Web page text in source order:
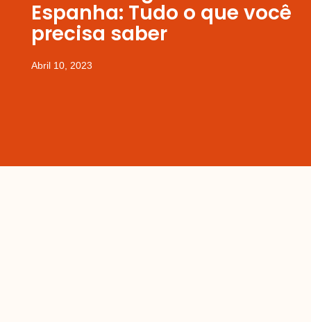
Espanha: Tudo o que você
precisa saber
Abril 10, 2023